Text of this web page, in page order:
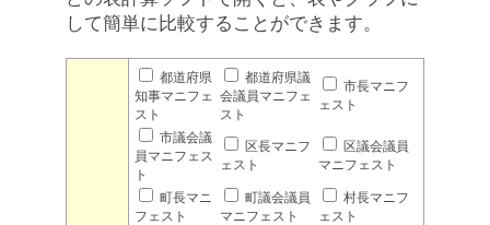
して簡単に比較することができます。
都道府県
知事マニフェ
スト
都道府県議
会議員マニフェ
スト
市長マニフ
ェスト
市議会議
員マニフェス
ト
区長マニフ
ェスト
区議会議員
マニフェスト
町長マニ
フェスト
町議会議員
マニフェスト
村長マニフ
ェスト